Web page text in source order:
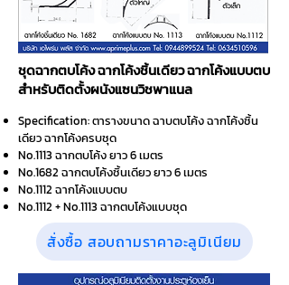
ชุดฉากตบโค้ง ฉากโค้งชิ้นเดียว ฉากโค้งแบบตบ
สำหรับติดตั้งผนังแซนวิชพาแนล
Specification: ตารางขนาด ฉาบตบโค้ง ฉากโค้งชิ้น
เดียว ฉากโค้งครบชุด
No.1113 ฉากตบโค้ง ยาว 6 เมตร
No.1682 ฉากตบโค้งชิ้นเดียว ยาว 6 เมตร
No.1112 ฉากโค้งแบบตบ
No.1112 + No.1113 ฉากตบโค้งแบบชุด
สั่งซื้อ สอบถามราคาอะลูมิเนียม